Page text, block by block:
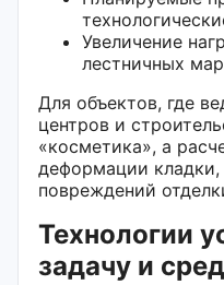
Увеличение
лестничных
Для объектов, где
центров и
«косметика», а
деформации
повреждений
Технологии
задачу и